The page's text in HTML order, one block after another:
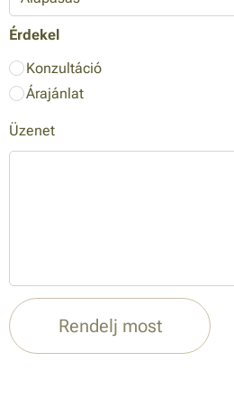
Érdekel
Konzultáció
Árajánlat
Üzenet
Rendelj most